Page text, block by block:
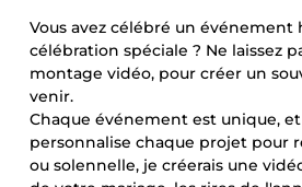
Vous avez célébré un
célébration spéciale ? Ne laissez
montage vidéo, pour créer un
venir.
Chaque événement est unique,
personnalise chaque projet pour
ou solennelle, je créerais une